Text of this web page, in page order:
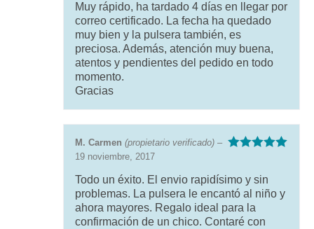
Muy rápido, ha tardado 4 días en llegar por
correo certificado. La fecha ha quedado
muy bien y la pulsera también, es
preciosa. Además, atención muy buena,
atentos y pendientes del pedido en todo
momento.
Gracias
M. Carmen (propietario verificado) –
19 noviembre, 2017
Todo un éxito. El envio rapidísimo y sin
problemas. La pulsera le encantó al niño y
ahora mayores. Regalo ideal para la
confirmación de un chico. Contaré con